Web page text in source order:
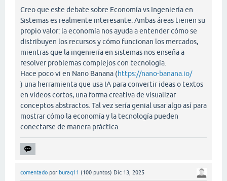
Creo que este debate sobre Economía vs Ingeniería en
Sistemas es realmente interesante. Ambas áreas tienen su
propio valor: la economía nos ayuda a entender cómo se
distribuyen los recursos y cómo funcionan los mercados,
mientras que la ingeniería en sistemas nos enseña a
resolver problemas complejos con tecnología.
Hace poco vi en Nano Banana (https://nano-banana.io/
) una herramienta que usa IA para convertir ideas o textos
en videos cortos, una forma creativa de visualizar
conceptos abstractos. Tal vez sería genial usar algo así para
mostrar cómo la economía y la tecnología pueden
conectarse de manera práctica.
comentado por buraq11 (100 puntos) Dic 13, 2025